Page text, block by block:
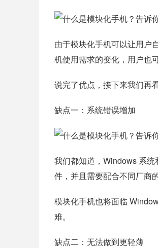
由于模块化手机可以让用户
机使用需求的变化，用户也
说完了优点，接下来我们再
缺点一：系统错误增加
我们都知道，Windows 系
件，并且需要配合不同厂商
模块化手机也将面临
难。
缺点二：无法做到更轻薄